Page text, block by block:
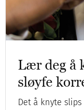
Lær deg å
sløyfe
Det å knyte